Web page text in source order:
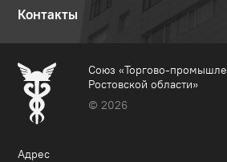
Контакты
Союз «Торгово-
Ростовской области»
© 2026
Адрес